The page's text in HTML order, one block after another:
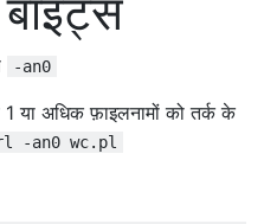
-an0
या अधिक फ़ाइलनामों को तर्क के
-an0 wc.pl